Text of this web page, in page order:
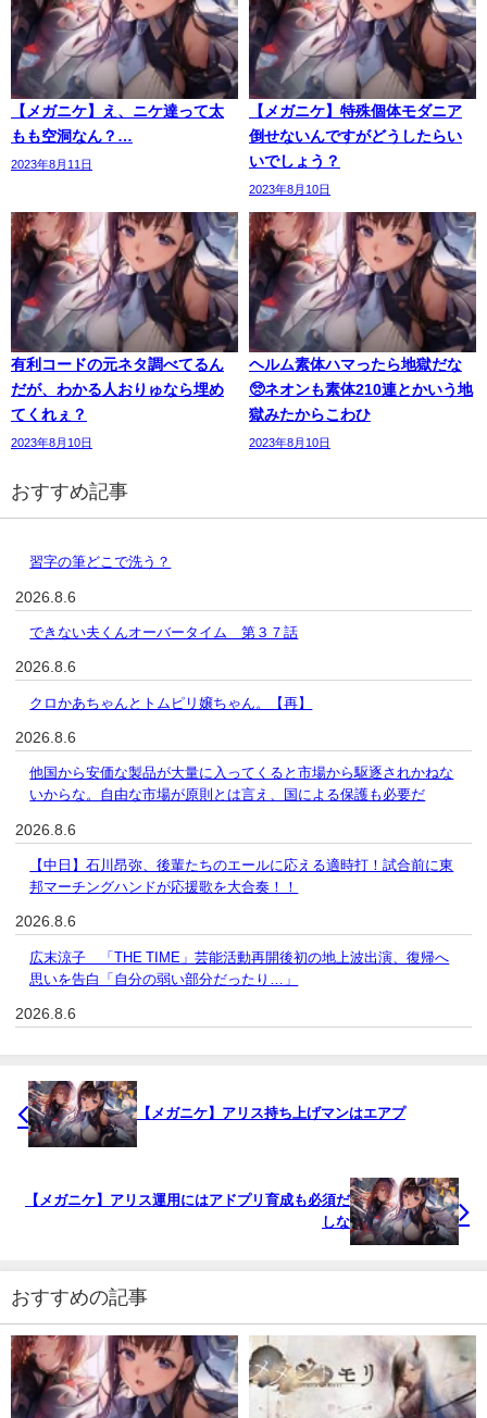
【メガニケ】え、ニケ達って太
もも空洞なん？…
2023年8月11日
【メガニケ】特殊個体モダニア
倒せないんですがどうしたらい
いでしょう？
2023年8月10日
有利コードの元ネタ調べてるん
だが、わかる人おりゅなら埋め
てくれぇ？
2023年8月10日
ヘルム素体ハマったら地獄だな
🥺ネオンも素体210連とかいう地
獄みたからこわひ
2023年8月10日
おすすめ記事
習字の筆どこで洗う？
2026.8.6
できない夫くんオーバータイム 第３７話
2026.8.6
クロかあちゃんとトムピリ嬢ちゃん。【再】
2026.8.6
他国から安価な製品が大量に入ってくると市場から駆逐されかねな
いからな。自由な市場が原則とは言え、国による保護も必要だ
2026.8.6
【中日】石川昂弥、後輩たちのエールに応える適時打！試合前に東
邦マーチングハンドが応援歌を大合奏！！
2026.8.6
広末涼子 「THE TIME」芸能活動再開後初の地上波出演、復帰へ
思いを告白「自分の弱い部分だったり…」
2026.8.6
【メガニケ】アリス持ち上げマンはエアプ
【メガニケ】アリス運用にはアドプリ育成も必須だ
しな
おすすめの記事